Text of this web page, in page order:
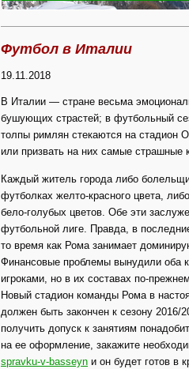
Футбол в Италии
19.11.2018
В Италии — стране весьма
бушующих страстей; в футбольный
толпы римлян стекаются на стадион
или призвать на них самые страшные
Каждый житель города либо
футболках желто-красного цвета,
бело-голубых цветов. Обе эти
футбольной лиге. Правда, в
то время как Рома занимает
Финансовые проблемы вынудили оба
игроками, но в их составах по-
Новый стадион команды Рома в
должен быть закончен к сезону 2016/
получить допуск к занятиям
на ее оформление, закажите
spravku-v-basseyn и он будет готов в